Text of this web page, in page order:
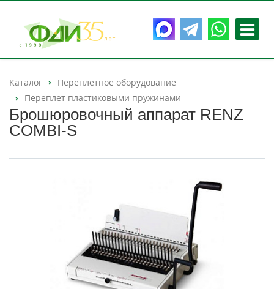
Каталог
Переплетное оборудование
Переплет пластиковыми пружинами
Брошюровочный аппарат RENZ
COMBI-S